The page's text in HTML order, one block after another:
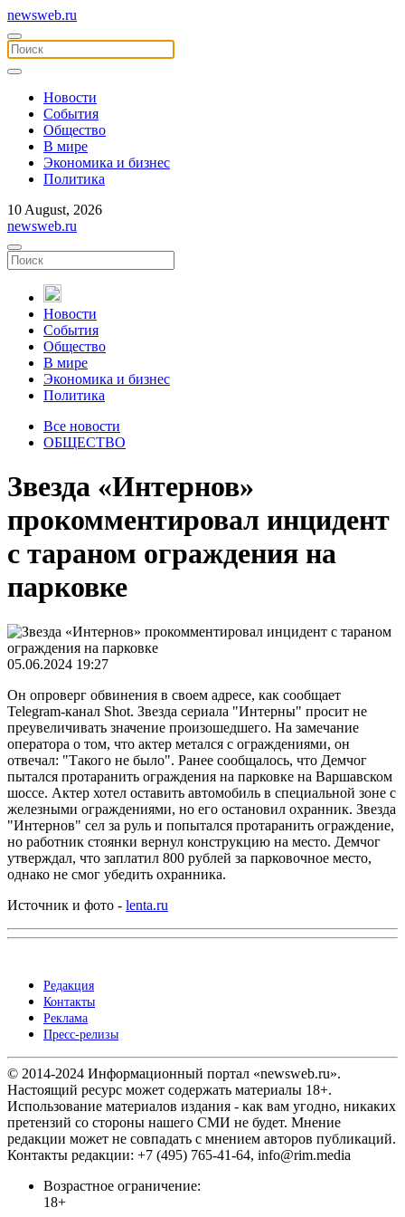
newsweb.ru
Новости
События
Общество
В мире
Экономика и бизнес
Политика
10 August, 2026
newsweb.ru
Новости
События
Общество
В мире
Экономика и бизнес
Политика
Все новости
ОБЩЕСТВО
Звезда «Интернов»
прокомментировал инцидент
с тараном ограждения на
парковке
05.06.2024 19:27
Он опроверг обвинения в своем адресе, как сообщает
Telegram-канал Shot. Звезда сериала "Интерны" просит не
преувеличивать значение произошедшего. На замечание
оператора о том, что актер метался с ограждениями, он
отвечал: "Такого не было". Ранее сообщалось, что Демчог
пытался протаранить ограждения на парковке на Варшавском
шоссе. Актер хотел оставить автомобиль в специальной зоне с
железными ограждениями, но его остановил охранник. Звезда
"Интернов" сел за руль и попытался протаранить ограждение,
но работник стоянки вернул конструкцию на место. Демчог
утверждал, что заплатил 800 рублей за парковочное место,
однако не смог убедить охранника.
Источник и фото - lenta.ru
Редакция
Контакты
Реклама
Пресс-релизы
© 2014-2024 Информационный портал «newsweb.ru».
Настоящий ресурс может содержать материалы 18+.
Использование материалов издания - как вам угодно, никаких
претензий со стороны нашего СМИ не будет. Мнение
редакции может не совпадать с мнением авторов публикаций.
Контакты редакции: +7 (495) 765-41-64, info@rim.media
Возрастное ограничение:
18+